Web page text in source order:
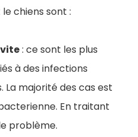
chiens sont :
: ce sont les plus
à des infections
La majorité des cas est
En traitant
problème.